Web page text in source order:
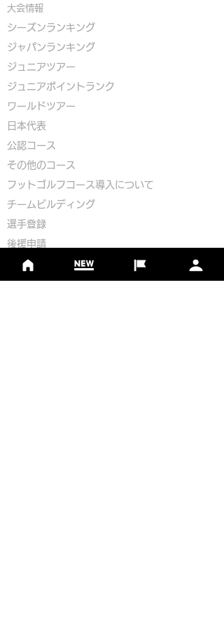
大会情報
シーズンランキング
ジャパンランキング
ジュニアツアー
ジュニアポイントランク
​ワールドツアー
​​日本代表
公認コース
​その他のコース
​ フットゴルフコース導入について
​チームビルディング
選手登録​
​後援申請
​イベント依頼
プライバシーポリシー